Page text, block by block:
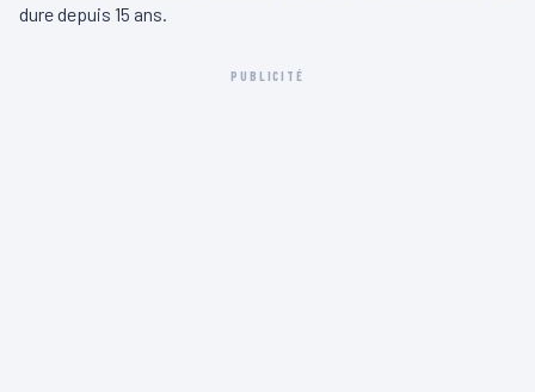
dure depuis 15 ans.
PUBLICITÉ